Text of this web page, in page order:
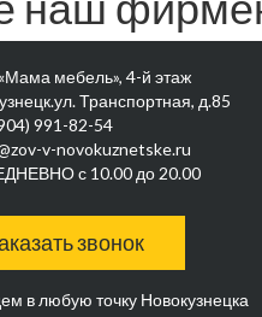
мебель», 4-й этаж
Транспортная, д.85
991-82-54
v-novokuznetske.ru
с 10.00 до 20.00
звонок
в любую точку Новокузнецка